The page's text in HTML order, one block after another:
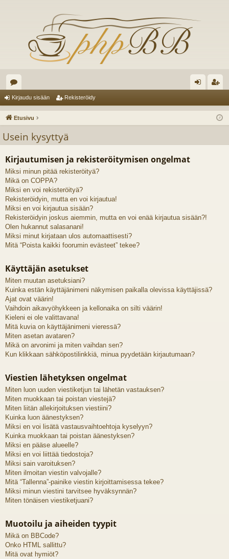
es
ku
el
ua
lu
ee
t
au
si
ist
öi
Kirjaudu sisään Rekisteröidy
Etusivu
Usein kysyttyä
Kirjautumisen ja rekisteröitymisen ongelmat
Miksi minun pitää rekisteröityä?
Mikä on COPPA?
Miksi en voi rekisteröityä?
Rekisteröidyin, mutta en voi kirjautua!
Miksi en voi kirjautua sisään?
Rekisteröidyin joskus aiemmin, mutta en voi enää kirjautua sisään?!
Olen hukannut salasanani!
Miksi minut kirjataan ulos automaattisesti?
Mitä “Poista kaikki foorumin evästeet” tekee?
Käyttäjän asetukset
Miten muutan asetuksiani?
Kuinka estän käyttäjänimeni näkymisen paikalla olevissa käyttäjissä?
Ajat ovat väärin!
Vaihdoin aikavyöhykkeen ja kellonaika on silti väärin!
Kieleni ei ole valittavana!
Mitä kuvia on käyttäjänimeni vieressä?
Miten asetan avataren?
Mikä on arvonimi ja miten vaihdan sen?
Kun klikkaan sähköpostilinkkiä, minua pyydetään kirjautumaan?
Viestien lähetyksen ongelmat
Miten luon uuden viestiketjun tai lähetän vastauksen?
Miten muokkaan tai poistan viestejä?
Miten liitän allekirjoituksen viestiini?
Kuinka luon äänestyksen?
Miksi en voi lisätä vastausvaihtoehtoja kyselyyn?
Kuinka muokkaan tai poistan äänestyksen?
Miksi en pääse alueelle?
Miksi en voi liittää tiedostoja?
Miksi sain varoituksen?
Miten ilmoitan viestin valvojalle?
Mitä “Tallenna”-painike viestin kirjoittamisessa tekee?
Miksi minun viestini tarvitsee hyväksynnän?
Miten tönäisen viestiketjuani?
Muotoilu ja aiheiden tyypit
Mikä on BBCode?
Onko HTML sallittu?
Mitä ovat hymiöt?